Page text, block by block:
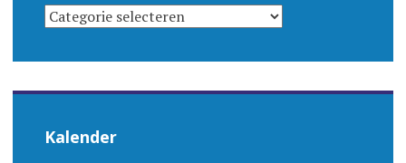
CATEGORIEËN
Kalender